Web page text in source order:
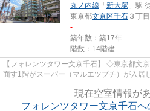
丸ノ内線 「 新大塚 」駅
東京都文京区千石 ３丁
-
築年数：築17年
階数：14階建
【フォレンツタワー文京千石】 ◇東京都文京区千石3丁目41-18 不忍通り沿いに
面す1階がスーパー（マルエツプチ）が入居して
現在空室情報が
フォレンツタワー文京千石